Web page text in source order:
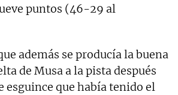
puntos (46-29 al
además se producía la buena
de Musa a la pista después
esguince que había tenido el